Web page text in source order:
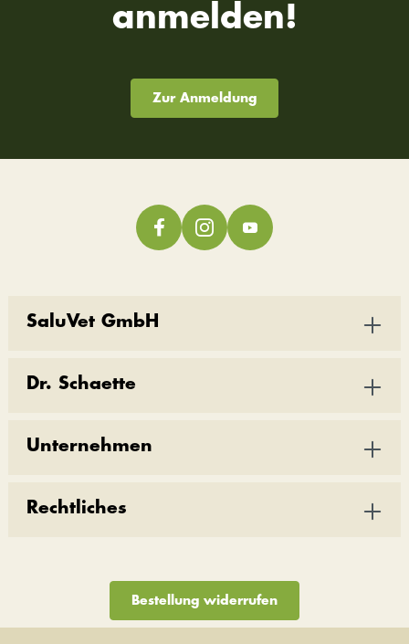
anmelden!
Zur Anmeldung
SaluVet GmbH
Dr. Schaette
Unternehmen
Rechtliches
Bestellung widerrufen